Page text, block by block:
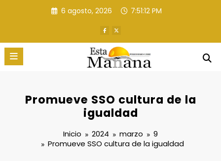
6 agosto, 2026 7:51:13 PM
Promueve SSO cultura de la
igualdad
Inicio 2024 marzo
9
Promueve SSO cultura de la igualdad